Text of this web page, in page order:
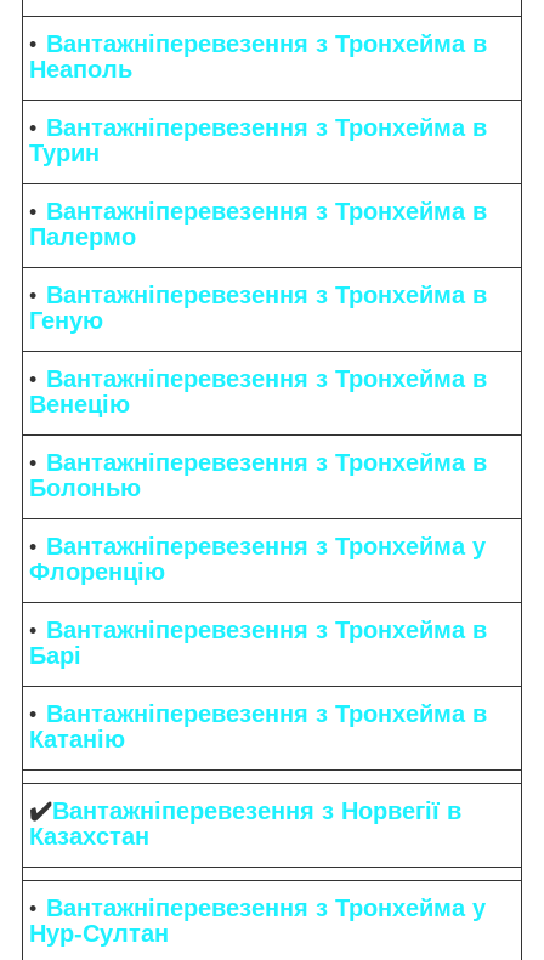
Вантажніперевезення з Тронхейма в
Неаполь
Вантажніперевезення з Тронхейма в
Турин
Вантажніперевезення з Тронхейма в
Палермо
Вантажніперевезення з Тронхейма в
Геную
Вантажніперевезення з Тронхейма в
Венецію
Вантажніперевезення з Тронхейма в
Болонью
Вантажніперевезення з Тронхейма у
Флоренцію
Вантажніперевезення з Тронхейма в
Барі
Вантажніперевезення з Тронхейма в
Катанію
✔️Вантажніперевезення з Норвегії в
Казахстан
Вантажніперевезення з Тронхейма у
Нур-Султан